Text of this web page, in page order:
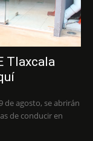
Tlaxcala
de agosto, se abrirán
de conducir en